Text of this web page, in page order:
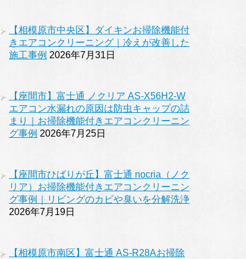
【相模原市中央区】ダイキンお掃除機能付
きエアコンクリーニング｜冷えが改善した
施工事例 2026年7月31日
【座間市】富士通 ノクリア AS-X56H2-W
エアコン水漏れの原因は防虫キャップの詰
まり｜お掃除機能付きエアコンクリーニン
グ事例 2026年7月25日
【座間市ひばりが丘】富士通 nocria（ノク
リア）お掃除機能付きエアコンクリーニン
グ事例｜リビングのカビや臭いを分解洗浄
2026年7月19日
【相模原市南区】富士通 AS-R28Aお掃除